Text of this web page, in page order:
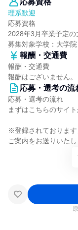
応募資格
理系歓迎
応募資格
2028年3月卒業予定
募集対象学校：大学
報酬・交通費
報酬・交通費
報酬はございません。
応募・選考の流
応募・選考の流れ
まずはこちらのサイ
※登録されておりま
ご案内をお送りいたし